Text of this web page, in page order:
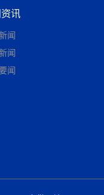
讯
闻
闻
闻